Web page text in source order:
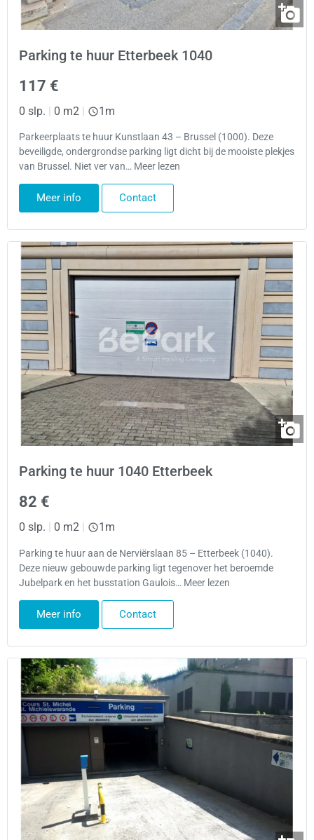
Parking te huur Etterbeek 1040
117 €
0 slp. | 0 m2 | 1m
Parkeerplaats te huur Kunstlaan 43 – Brussel (1000). Deze
beveiligde, ondergrondse parking ligt dicht bij de mooiste plekjes
van Brussel. Niet ver van… Meer lezen
Meer info Contact
Parking te huur 1040 Etterbeek
82 €
0 slp. 0 m2 1m
Parking te huur aan de Nerviërslaan 85 – Etterbeek (1040).
Deze nieuw gebouwde parking ligt tegenover het beroemde
Jubelpark en het busstation Gaulois… Meer lezen
Meer info Contact